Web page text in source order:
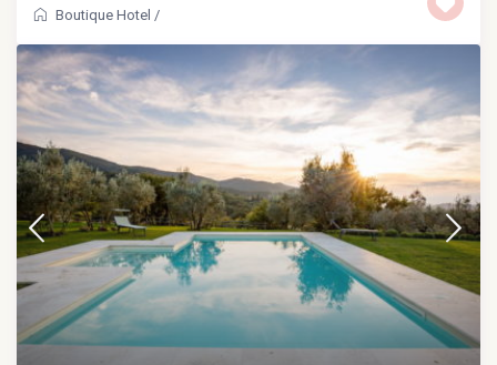
Boutique Hotel /